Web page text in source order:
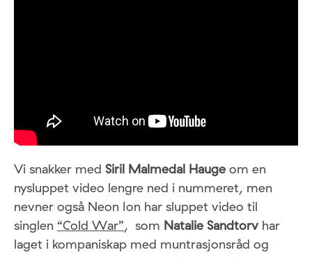
Vi snakker med Siril Malmedal Hauge om en
nysluppet video lengre ned i nummeret, men
nevner også Neon Ion har sluppet video til
singlen “Cold War”, som Natalie Sandtorv har
laget i kompaniskap med muntrasjonsråd og